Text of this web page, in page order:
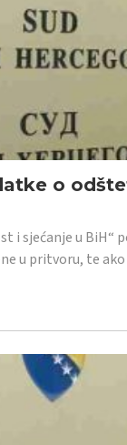
o
i sjećanje u
u pritvoru, te